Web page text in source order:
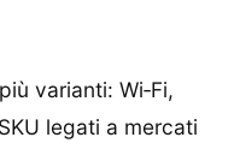
varianti: Wi‑Fi,
legati a mercati